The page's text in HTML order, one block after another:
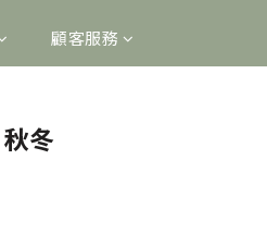
顧客服務
冬